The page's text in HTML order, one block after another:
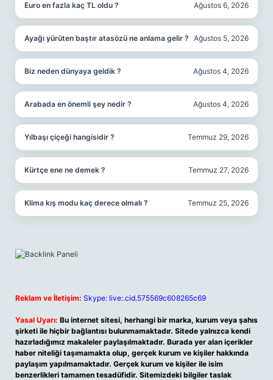
Euro en fazla kaç TL oldu ? Ağustos 6, 2026
Ayağı yürüten baştır atasözü ne anlama gelir ? Ağustos 5, 2026
Biz neden dünyaya geldik ? Ağustos 4, 2026
Arabada en önemli şey nedir ? Ağustos 4, 2026
Yılbaşı çiçeği hangisidir ? Temmuz 29, 2026
Kürtçe ene ne demek ? Temmuz 27, 2026
Klima kış modu kaç derece olmalı ? Temmuz 25, 2026
Reklam ve İletişim: Skype: live:.cid.575569c608265c69
Yasal Uyarı: Bu internet sitesi, herhangi bir marka, kurum veya şahıs
şirketi ile hiçbir bağlantısı bulunmamaktadır. Sitede yalnızca kendi
hazırladığımız makaleler paylaşılmaktadır. Burada yer alan içerikler
haber niteliği taşımamakta olup, gerçek kurum ve kişiler hakkında
paylaşım yapılmamaktadır. Gerçek kurum ve kişiler ile isim
benzerlikleri tamamen tesadüfidir. Sitemizdeki bilgiler taslak